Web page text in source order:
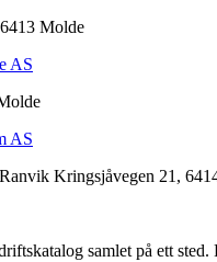
Molde
AS
AS
Kringsjåvegen 21,
samlet på ett sted.